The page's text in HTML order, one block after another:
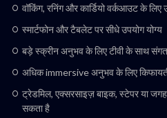
वॉकिंग, रनिंग और कार्डियो वर्कआउट के
स्मार्टफोन और टैबलेट पर सीधे उपयोग योग्य
बड़े स्क्रीन अनुभव के लिए टीवी के साथ संगत
अधिक immersive अनुभव के लिए
ट्रेडमिल, एक्सरसाइज़ बाइक, स्टेपर या जगह
सकता है